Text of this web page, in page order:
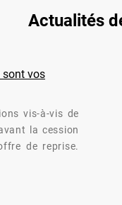
Actualités
sont vos
vis-à-vis de
la cession
de reprise.